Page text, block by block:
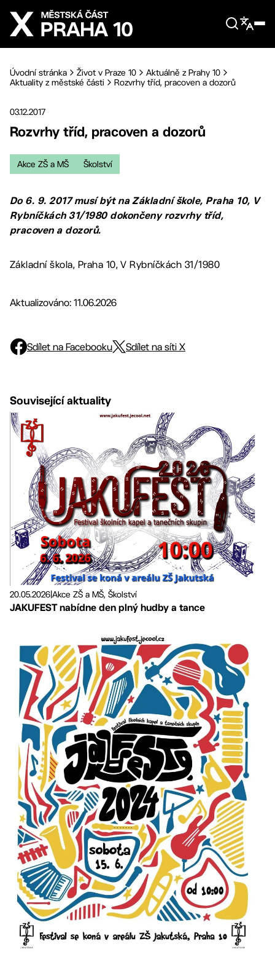
Přejít na hlavní obsah
Úvodní stránka Život v Praze 10
Aktuálně z Prahy 10
Aktuality z městské části
Rozvrhy tříd, pracoven a dozorů
03.12.2017
Rozvrhy tříd, pracoven a dozorů
Akce ZŠ a MŠ Školství
Do 6. 9. 2017 musí být na Základní škole, Praha 10, V
Rybníčkách 31/1980 dokončeny rozvrhy tříd,
pracoven a dozorů.
Základní škola, Praha 10, V Rybníčkách 31/1980
Aktualizováno: 11.06.2026
Sdílet na Facebooku Sdílet na síti X
Související aktuality
20.05.2026Akce ZŠ a MŠ, Školství
JAKUFEST nabídne den plný hudby a tance